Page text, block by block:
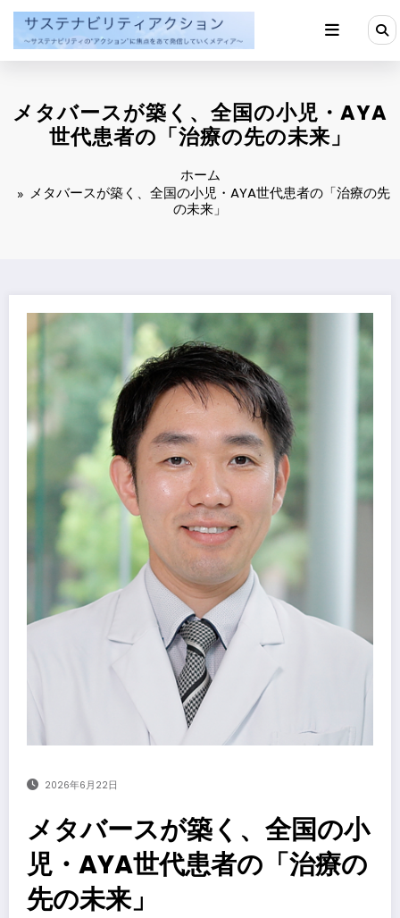
ン
メタバースが築く、全国の小児・AYA
世代患者の「治療の先の未来」
ホーム
メタバースが築く、全国の小児・AYA世代患者の「治療の先
の未来」
2026年6月22日
メタバースが築く、全国の小
児・AYA世代患者の「治療の
先の未来」